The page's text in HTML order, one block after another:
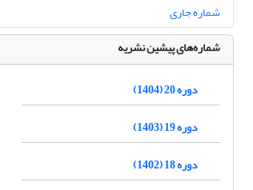
شماره جاری
شماره‌های پیشین نشریه
دوره 20 (1404)
دوره 19 (1403)
دوره 18 (1402)